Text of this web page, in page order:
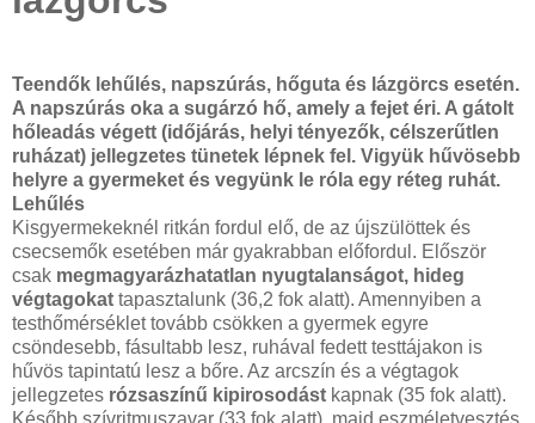
Teendők lehűlés, napszúrás, hőguta és lázgörcs esetén.
A napszúrás oka a sugárzó hő, amely a fejet éri. A gátolt
hőleadás végett (időjárás, helyi tényezők, célszerűtlen
ruházat) jellegzetes tünetek lépnek fel. Vigyük hűvösebb
helyre a gyermeket és vegyünk le róla egy réteg ruhát.
Lehűlés
Kisgyermekeknél ritkán fordul elő, de az újszülöttek és
csecsemők esetében már gyakrabban előfordul. Először
csak megmagyarázhatatlan nyugtalanságot, hideg
végtagokat tapasztalunk (36,2 fok alatt). Amennyiben a
testhőmérséklet tovább csökken a gyermek egyre
csöndesebb, fásultabb lesz, ruhával fedett testtájakon is
hűvös tapintatú lesz a bőre. Az arcszín és a végtagok
jellegzetes rózsaszínű kipirosodást kapnak (35 fok alatt).
Később szívritmuszavar (33 fok alatt), majd eszméletvesztés